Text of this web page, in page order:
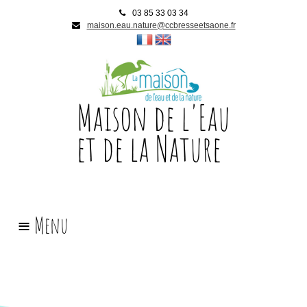
03 85 33 03 34
maison.eau.nature@ccbresseetsaone.fr
Maison de l'Eau
et de la Nature